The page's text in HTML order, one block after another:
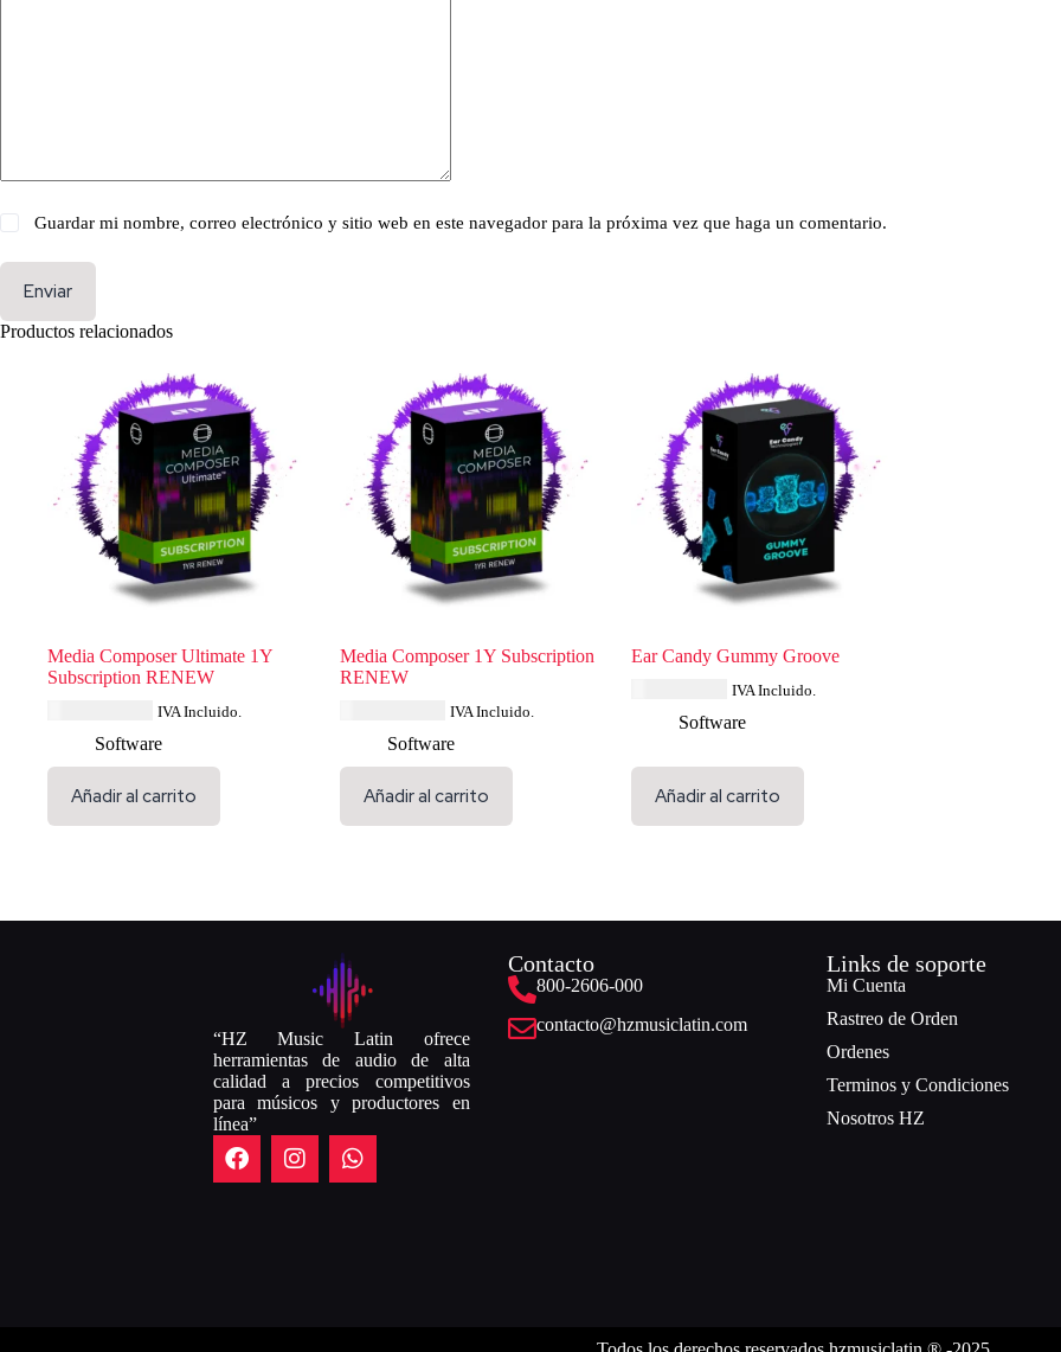
Guardar mi nombre, correo electrónico y sitio web en este navegador para la próxima vez que haga un comentario.
Enviar
Productos relacionados
Media Composer Ultimate 1Y
Subscription RENEW
IVA Incluido.
Software
Añadir al carrito
Media Composer 1Y Subscription
RENEW
IVA Incluido.
Software
Añadir al carrito
Ear Candy Gummy Groove
IVA Incluido.
Software
Añadir al carrito
“HZ Music Latin ofrece
herramientas de audio de alta
calidad a precios competitivos
para músicos y productores en
línea”
Contacto
800-2606-000
contacto@hzmusiclatin.com
Links de soporte
Mi Cuenta
Rastreo de Orden
Ordenes
Terminos y Condiciones
Nosotros HZ